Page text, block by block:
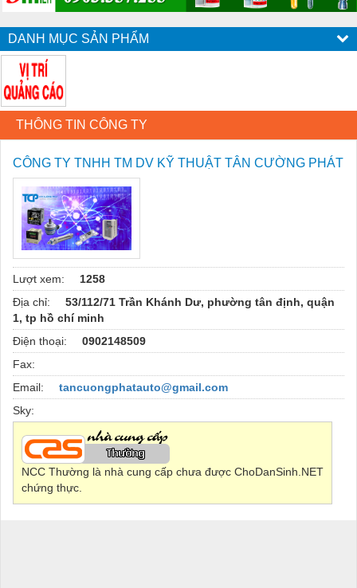
DANH MỤC SẢN PHẨM
THÔNG TIN CÔNG TY
CÔNG TY TNHH TM DV KỸ THUẬT TÂN CƯỜNG PHÁT
Lượt xem:
1258
Địa chỉ:
53/112/71 Trần Khánh Dư, phường tân định, quận
1, tp hồ chí minh
Điện thoại:
0902148509
Fax:
Email:
tancuongphatauto@gmail.com
Sky:
NCC Thường là nhà cung cấp chưa được ChoDanSinh.NET
chứng thực.